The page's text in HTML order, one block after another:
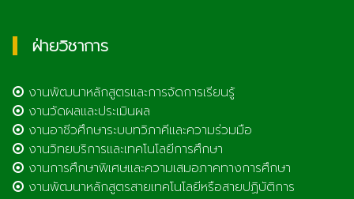
ฝ่ายวิชาการ
งานพัฒนาหลักสูตรและการจัดการเรียนรู้
งานวัดผลและประเมินผล
งานอาชีวศึกษาระบบทวิภาคีและความร่วมมือ
งานวิทยบริการและเทคโนโลยีการศึกษา
งานการศึกษาพิเศษและความเสมอภาคทางการศึกษา
งานพัฒนาหลักสูตรสายเทคโนโลยีหรือสายปฏิบัติการ